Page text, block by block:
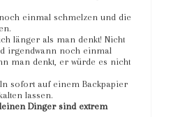
einmal schmelzen und die
länger als man denkt! Nicht
irgendwann noch einmal
man denkt, er würde es nicht
sofort auf einem Backpapier
lassen.
Dinger sind extrem